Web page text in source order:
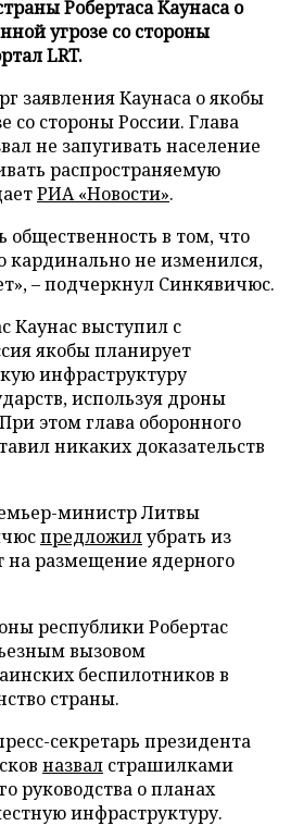
Робертаса Каунаса о
угрозе со стороны
LRT.
заявления Каунаса о якобы
со стороны России. Глава
не запугивать население
распространяемую
РИА «Новости».
общественность в том, что
кардинально не изменился,
– подчеркнул Синкявичюс.
Каунас выступил с
якобы планирует
инфраструктуру
используя дроны
этом глава оборонного
никаких доказательств
министр Литвы
предложилубрать из
на размещение ядерного
республики Робертас
вызовом
беспилотников в
страны.
секретарь президента
назвал страшилками
руководства о планах
инфраструктуру.